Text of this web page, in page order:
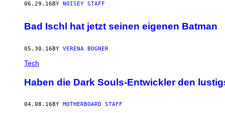
06.29.16 BY NOISEY STAFF
Bad Ischl hat jetzt seinen eigenen Batman
05.30.16BY VERENA BOGNER
Tech
Haben die Dark Souls-Entwickler den
04.08.16 BY MOTHERBOARD STAFF